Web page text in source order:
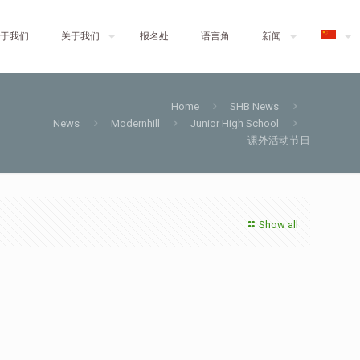
我们 关于我们 报名处 语言角 新闻
Home
SHB News
News
Modernhill
Junior High School
课外活动节日
Show all